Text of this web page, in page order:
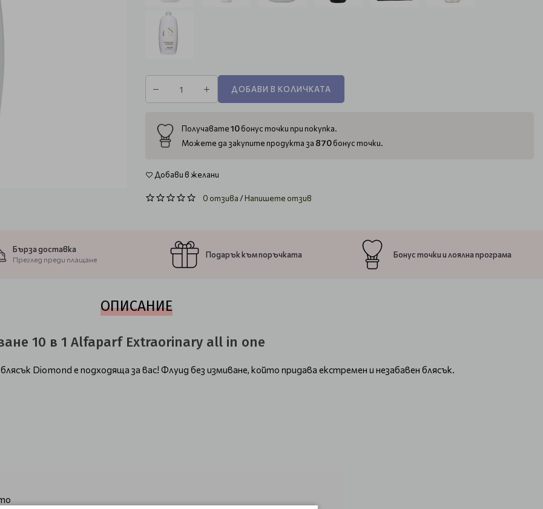
ДОБАВИ В КОЛИЧКАТА
Получавате10бонус точки при покупка.
Можете да закупите продукта за 870бонус точки.
Добави в желани
0 отзива/Напишете отзив
Бърза доставка
Преглед преди плащане
Подарък към поръчката Бонус точки и лоялна програма
ОПИСАНИЕ
10 в 1 Alfaparf Extraorinary all in one
Diomond е подходяща за вас! Флуид без измиване, който придава екстремен и незабавен блясък.